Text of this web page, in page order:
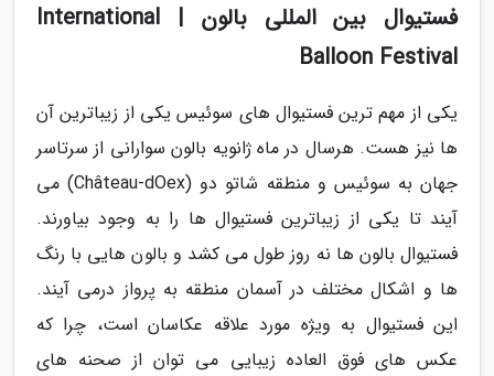
فستیوال بین المللی بالون | International
Balloon Festival
یکی از مهم ترین فستیوال های سوئیس یکی از زیباترین آن
ها نیز هست. هرسال در ماه ژانویه بالون سوارانی از سرتاسر
جهان به سوئیس و منطقه شاتو دو (Château-dOex) می
آیند تا یکی از زیباترین فستیوال ها را به وجود بیاورند.
فستیوال بالون ها نه روز طول می کشد و بالون هایی با رنگ
ها و اشکال مختلف در آسمان منطقه به پرواز درمی آیند.
این فستیوال به ویژه مورد علاقه عکاسان است، چرا که
عکس های فوق العاده زیبایی می توان از صحنه های